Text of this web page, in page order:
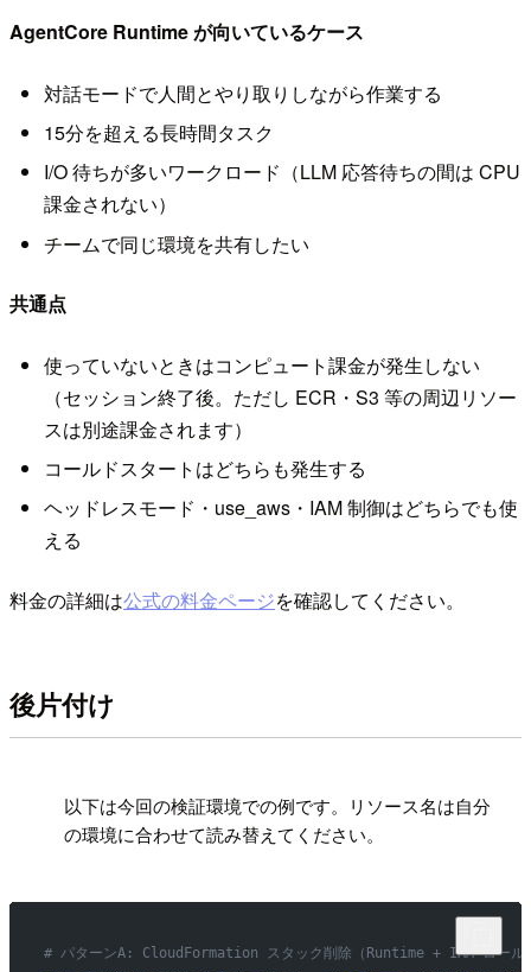
AgentCore Runtime が向いているケース
対話モードで人間とやり取りしながら作業する
15分を超える長時間タスク
I/O 待ちが多いワークロード（LLM 応答待ちの間は CPU
課金されない）
チームで同じ環境を共有したい
共通点
使っていないときはコンピュート課金が発生しない
（セッション終了後。ただし ECR・S3 等の周辺リソー
スは別途課金されます）
コールドスタートはどちらも発生する
ヘッドレスモード・use_aws・IAM 制御はどちらでも使
える
料金の詳細は公式の料金ページを確認してください。
後片付け
以下は今回の検証環境での例です。リソース名は自分
の環境に合わせて読み替えてください。
# パターンA: CloudFormation スタック削除（Runtime + IAM ロール